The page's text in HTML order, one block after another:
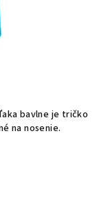
bavlneje tričko
na nosenie.